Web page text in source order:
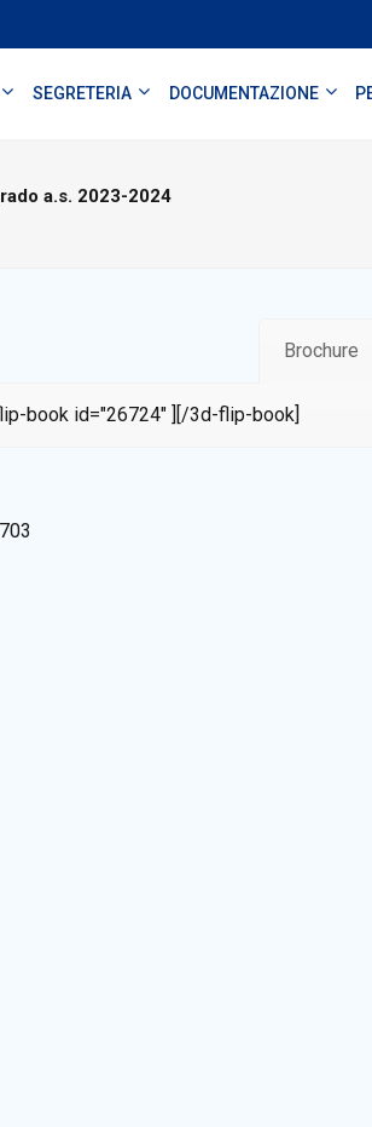
SEGRETERIA DOCUMENTAZIONE
a.s. 2023-2024
Brochure
book id="26724" ][/3d-flip-book]